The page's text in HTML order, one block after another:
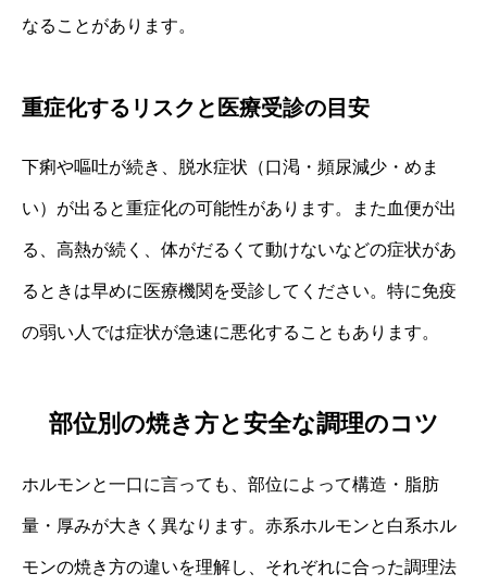
なることがあります。
重症化するリスクと医療受診の目安
下痢や嘔吐が続き、脱水症状（口渇・頻尿減少・めま
い）が出ると重症化の可能性があります。また血便が出
る、高熱が続く、体がだるくて動けないなどの症状があ
るときは早めに医療機関を受診してください。特に免疫
の弱い人では症状が急速に悪化することもあります。
部位別の焼き方と安全な調理のコツ
ホルモンと一口に言っても、部位によって構造・脂肪
量・厚みが大きく異なります。赤系ホルモンと白系ホル
モンの焼き方の違いを理解し、それぞれに合った調理法